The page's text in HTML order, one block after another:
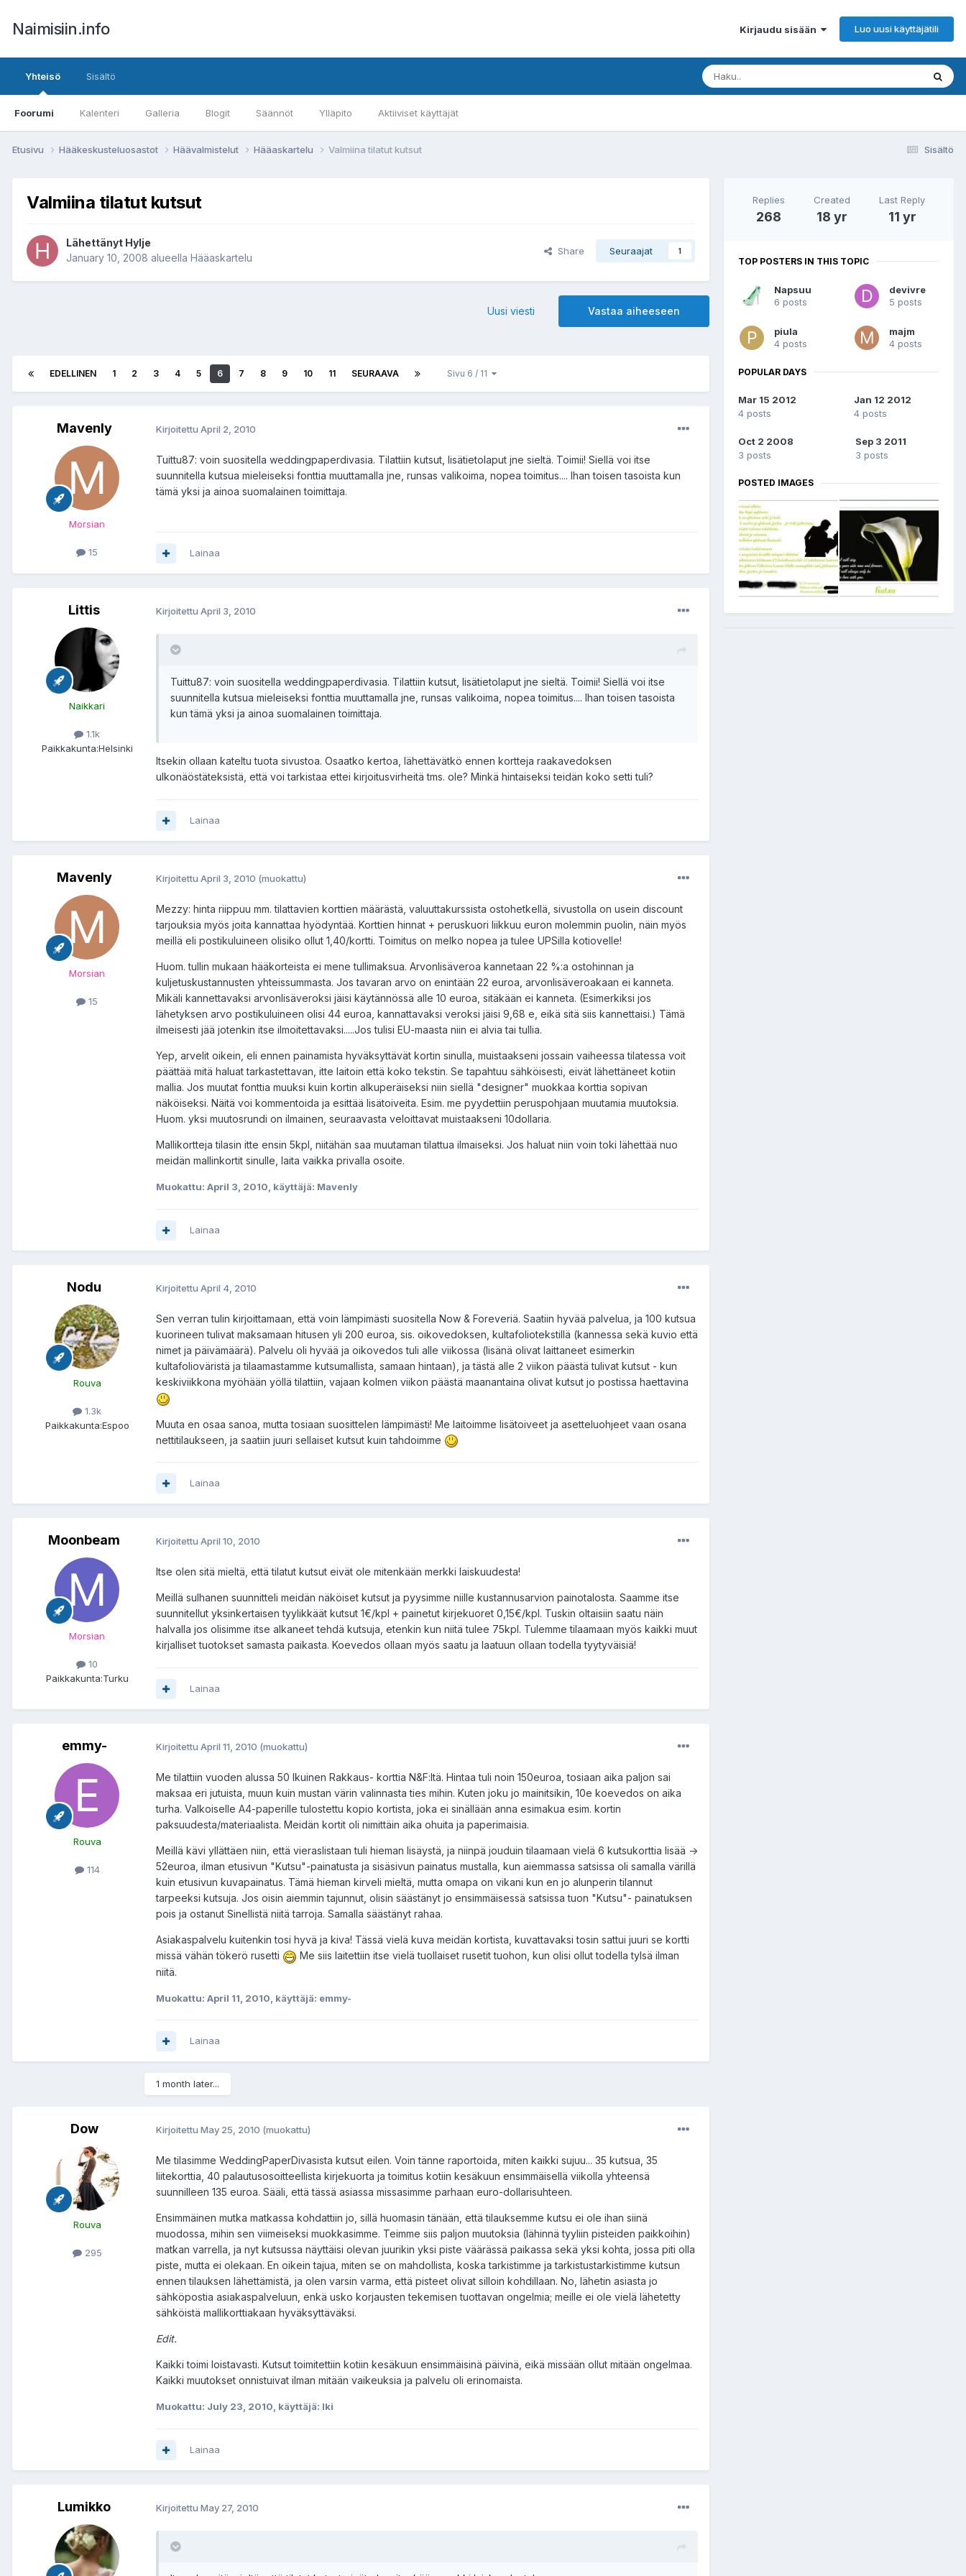
Naimisiin.info Kirjaudu sisään Luo uusi käyttäjätili
Yhteisö
Foorumi Kalenteri Galleria Blogit Säännöt Ylläpito Aktiiviset käyttäjät
Sisältö
Sisältö
Etusivu Hääkeskusteluosastot Häävalmistelut Hääaskartelu Valmiina tilatut kutsut
Valmiina tilatut kutsut
Lähettänyt Hylje
January 10, 2008 alueella Hääaskartelu
Share Seuraajat 1
Vastaa aiheeseen
Uusi viesti
EDELLINEN 1 2 3 4 5 6 7 8 9 10 11 SEURAAVA Sivu 6 / 11
Mavenly
Morsian
15
Kirjoitettu April 2, 2010
Tuittu87: voin suositella weddingpaperdivasia. Tilattiin kutsut, lisätietolaput jne sieltä. Toimii! Siellä voi itse
suunnitella kutsua mieleiseksi fonttia muuttamalla jne, runsas valikoima, nopea toimitus.... Ihan toisen tasoista kun
tämä yksi ja ainoa suomalainen toimittaja.
Lainaa
Littis
Naikkari
1.1k
Paikkakunta:Helsinki
Kirjoitettu April 3, 2010
Tuittu87: voin suositella weddingpaperdivasia. Tilattiin kutsut, lisätietolaput jne sieltä. Toimii! Siellä voi itse
suunnitella kutsua mieleiseksi fonttia muuttamalla jne, runsas valikoima, nopea toimitus.... Ihan toisen tasoista
kun tämä yksi ja ainoa suomalainen toimittaja.
Itsekin ollaan kateltu tuota sivustoa. Osaatko kertoa, lähettävätkö ennen kortteja raakavedoksen
ulkonäöstäteksistä, että voi tarkistaa ettei kirjoitusvirheitä tms. ole? Minkä hintaiseksi teidän koko setti tuli?
Lainaa
Mavenly
Morsian
15
Kirjoitettu April 3, 2010 (muokattu)
Mezzy: hinta riippuu mm. tilattavien korttien määrästä, valuuttakurssista ostohetkellä, sivustolla on usein discount
tarjouksia myös joita kannattaa hyödyntää. Korttien hinnat + peruskuori liikkuu euron molemmin puolin, näin myös
meillä eli postikuluineen olisiko ollut 1,40/kortti. Toimitus on melko nopea ja tulee UPSilla kotiovelle!
Huom. tullin mukaan hääkorteista ei mene tullimaksua. Arvonlisäveroa kannetaan 22 %:a ostohinnan ja
kuljetuskustannusten yhteissummasta. Jos tavaran arvo on enintään 22 euroa, arvonlisäveroakaan ei kanneta.
Mikäli kannettavaksi arvonlisäveroksi jäisi käytännössä alle 10 euroa, sitäkään ei kanneta. (Esimerkiksi jos
lähetyksen arvo postikuluineen olisi 44 euroa, kannattavaksi veroksi jäisi 9,68 e, eikä sitä siis kannettaisi.) Tämä
ilmeisesti jää jotenkin itse ilmoitettavaksi.....Jos tulisi EU-maasta niin ei alvia tai tullia.
Yep, arvelit oikein, eli ennen painamista hyväksyttävät kortin sinulla, muistaakseni jossain vaiheessa tilatessa voit
päättää mitä haluat tarkastettavan, itte laitoin että koko tekstin. Se tapahtuu sähköisesti, eivät lähettäneet kotiin
mallia. Jos muutat fonttia muuksi kuin kortin alkuperäiseksi niin siellä "designer" muokkaa korttia sopivan
näköiseksi. Näitä voi kommentoida ja esittää lisätoiveita. Esim. me pyydettiin peruspohjaan muutamia muutoksia.
Huom. yksi muutosrundi on ilmainen, seuraavasta veloittavat muistaakseni 10dollaria.
Mallikortteja tilasin itte ensin 5kpl, niitähän saa muutaman tilattua ilmaiseksi. Jos haluat niin voin toki lähettää nuo
meidän mallinkortit sinulle, laita vaikka privalla osoite.
Muokattu: April 3, 2010, käyttäjä: Mavenly
Lainaa
Nodu
Rouva
1.3k
Paikkakunta:Espoo
Kirjoitettu April 4, 2010
Sen verran tulin kirjoittamaan, että voin lämpimästi suositella Now & Foreveriä. Saatiin hyvää palvelua, ja 100 kutsua
kuorineen tulivat maksamaan hitusen yli 200 euroa, sis. oikovedoksen, kultafoliotekstillä (kannessa sekä kuvio että
nimet ja päivämäärä). Palvelu oli hyvää ja oikovedos tuli alle viikossa (lisänä olivat laittaneet esimerkin
kultafolioväristä ja tilaamastamme kutsumallista, samaan hintaan), ja tästä alle 2 viikon päästä tulivat kutsut - kun
keskiviikkona myöhään yöllä tilattiin, vajaan kolmen viikon päästä maanantaina olivat kutsut jo postissa haettavina
Muuta en osaa sanoa, mutta tosiaan suosittelen lämpimästi! Me laitoimme lisätoiveet ja asetteluohjeet vaan osana
nettitilaukseen, ja saatiin juuri sellaiset kutsut kuin tahdoimme
Lainaa
Moonbeam
Morsian
10
Paikkakunta:Turku
Kirjoitettu April 10, 2010
Itse olen sitä mieltä, että tilatut kutsut eivät ole mitenkään merkki laiskuudesta!
Meillä sulhanen suunnitteli meidän näköiset kutsut ja pyysimme niille kustannusarvion painotalosta. Saamme itse
suunnitellut yksinkertaisen tyylikkäät kutsut 1€/kpl + painetut kirjekuoret 0,15€/kpl. Tuskin oltaisiin saatu näin
halvalla jos olisimme itse alkaneet tehdä kutsuja, etenkin kun niitä tulee 75kpl. Tulemme tilaamaan myös kaikki muut
kirjalliset tuotokset samasta paikasta. Koevedos ollaan myös saatu ja laatuun ollaan todella tyytyväisiä!
Lainaa
emmy-
Rouva
114
Kirjoitettu April 11, 2010 (muokattu)
Me tilattiin vuoden alussa 50 Ikuinen Rakkaus- korttia N&F:ltä. Hintaa tuli noin 150euroa, tosiaan aika paljon sai
maksaa eri jutuista, muun kuin mustan värin valinnasta ties mihin. Kuten joku jo mainitsikin, 10e koevedos on aika
turha. Valkoiselle A4-paperille tulostettu kopio kortista, joka ei sinällään anna esimakua esim. kortin
paksuudesta/materiaalista. Meidän kortit oli nimittäin aika ohuita ja paperimaisia.
Meillä kävi yllättäen niin, että vieraslistaan tuli hieman lisäystä, ja niinpä jouduin tilaamaan vielä 6 kutsukorttia lisää ->
52euroa, ilman etusivun "Kutsu"-painatusta ja sisäsivun painatus mustalla, kun aiemmassa satsissa oli samalla värillä
kuin etusivun kuvapainatus. Tämä hieman kirveli mieltä, mutta omapa on vikani kun en jo alunperin tilannut
tarpeeksi kutsuja. Jos oisin aiemmin tajunnut, olisin säästänyt jo ensimmäisessä satsissa tuon "Kutsu"- painatuksen
pois ja ostanut Sinellistä niitä tarroja. Samalla säästänyt rahaa.
Asiakaspalvelu kuitenkin tosi hyvä ja kiva! Tässä vielä kuva meidän kortista, kuvattavaksi tosin sattui juuri se kortti
missä vähän tökerö rusetti
Me siis laitettiin itse vielä tuollaiset rusetit tuohon, kun olisi ollut todella tylsä ilman
niitä.
Muokattu: April 11, 2010 , käyttäjä: emmy-
Lainaa
1 month later...
Dow
Rouva
295
Kirjoitettu May 25, 2010 (muokattu)
Me tilasimme WeddingPaperDivasista kutsut eilen. Voin tänne raportoida, miten kaikki sujuu... 35 kutsua, 35
liitekorttia, 40 palautusosoitteellista kirjekuorta ja toimitus kotiin kesäkuun ensimmäisellä viikolla yhteensä
suunnilleen 135 euroa. Sääli, että tässä asiassa missasimme parhaan euro-dollarisuhteen.
Ensimmäinen mutka matkassa kohdattiin jo, sillä huomasin tänään, että tilauksemme kutsu ei ole ihan siinä
muodossa, mihin sen viimeiseksi muokkasimme. Teimme siis paljon muutoksia (lähinnä tyyliin pisteiden paikkoihin)
matkan varrella, ja nyt kutsussa näyttäisi olevan juurikin yksi piste väärässä paikassa sekä yksi kohta, jossa piti olla
piste, mutta ei olekaan. En oikein tajua, miten se on mahdollista, koska tarkistimme ja tarkistustarkistimme kutsun
ennen tilauksen lähettämistä, ja olen varsin varma, että pisteet olivat silloin kohdillaan. No, lähetin asiasta jo
sähköpostia asiakaspalveluun, enkä usko korjausten tekemisen tuottavan ongelmia; meille ei ole vielä lähetetty
sähköistä mallikorttiakaan hyväksyttäväksi.
Edit.
Kaikki toimi loistavasti. Kutsut toimitettiin kotiin kesäkuun ensimmäisinä päivinä, eikä missään ollut mitään ongelmaa.
Kaikki muutokset onnistuivat ilman mitään vaikeuksia ja palvelu oli erinomaista.
Muokattu: July 23, 2010, käyttäjä: Iki
Lainaa
Lumikko Kirjoitettu May 27, 2010
Replies
268
Created
18 yr
Last Reply
11 yr
TOP POSTERS IN THIS TOPIC
Napsuu
6 posts
devivre
5 posts
piula
4 posts
majm
4 posts
POPULAR DAYS
Mar 15 2012
4 posts
Jan 12 2012
4 posts
Oct 2 2008
3 posts
Sep 3 2011
3 posts
POSTED IMAGES